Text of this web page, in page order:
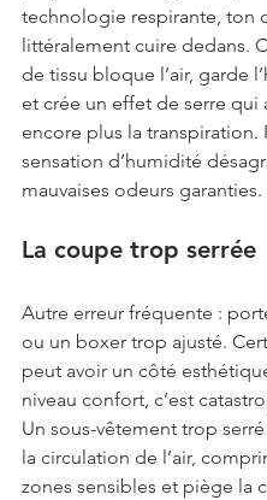
technologie respirante, ton
littéralement cuire dedans.
de tissu bloque l’air, garde
et crée un effet de serre qui
encore plus la transpiration.
sensation d’humidité
mauvaises odeurs garanties.
La coupe trop serrée
Autre erreur fréquente :
ou un boxer trop ajusté.
peut avoir un côté
niveau confort, c’est
Un sous-vêtement trop
la circulation de l’air,
zones sensibles et piège la